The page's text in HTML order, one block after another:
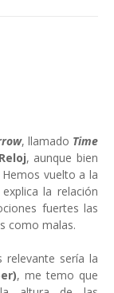
, llamado Time
, aunque bien
vuelto a la
la relación
fuertes las
como malas.
sería la
, me temo que